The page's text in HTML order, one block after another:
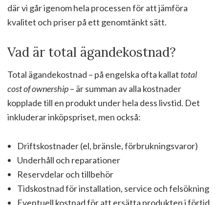
där vi går igenom hela processen för att jämföra
kvalitet och priser på ett genomtänkt sätt.
Vad är total ägandekostnad?
Total ägandekostnad – på engelska ofta kallat total
cost of ownership– är summan av alla kostnader
kopplade till en produkt under hela dess livstid. Det
inkluderar inköpspriset, men också:
Driftskostnader (el, bränsle, förbrukningsvaror)
Underhåll och reparationer
Reservdelar och tillbehör
Tidskostnad för installation, service och felsökning
Eventuell kostnad för att ersätta produkten i förtid